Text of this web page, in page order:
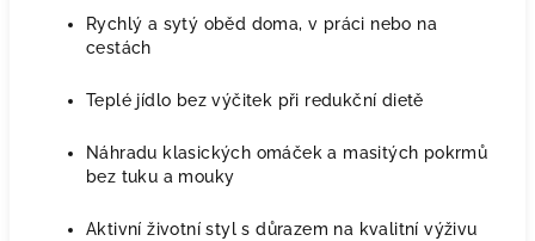
Rychlý a sytý oběd doma, v práci nebo na
cestách
Teplé jídlo bez výčitek při redukční dietě
Náhradu klasických omáček a masitých pokrmů
bez tuku a mouky
Aktivní životní styl s důrazem na kvalitní výživu